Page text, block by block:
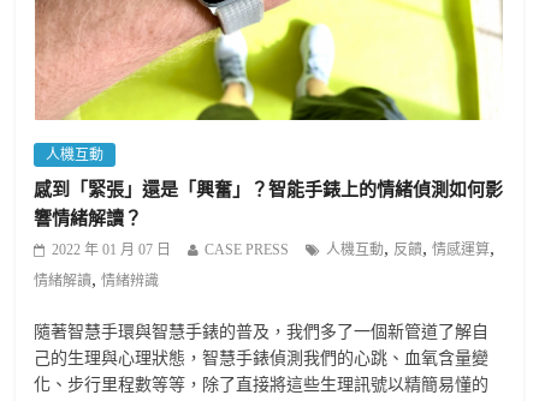
人機互動
感到「緊張」還是「興奮」？智能手錶上的情緒偵測如何影
響情緒解讀？
2022 年 01 月 07 日 CASE PRESS 人機互動, 反饋,情感運算,
情緒解讀,情緒辨識
隨著智慧手環與智慧手錶的普及，我們多了一個新管道了解自
己的生理與心理狀態，智慧手錶偵測我們的心跳、血氧含量變
化、步行里程數等等，除了直接將這些生理訊號以精簡易懂的